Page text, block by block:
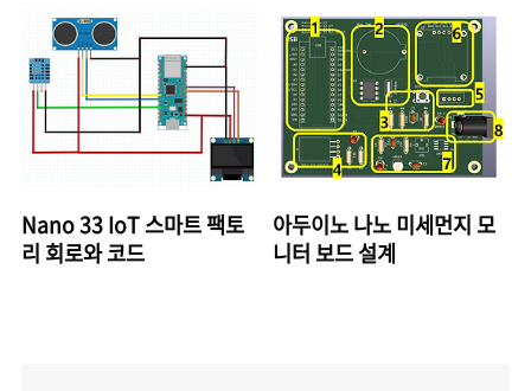
Nano 33 IoT 스마트 팩토
리 회로와 코드
아두이노 나노 미세먼지 모
니터 보드 설계